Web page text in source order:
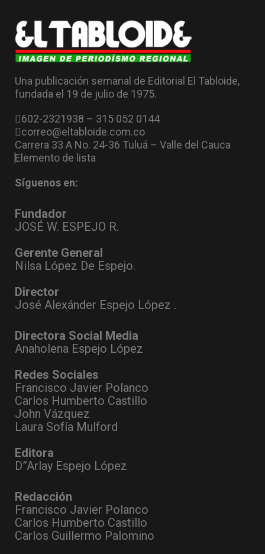
Una publicación semanal de Editorial El Tabloide,
fundada el 19 de julio de 1975.
602-2321938 – 315 052 0144
correo@eltabloide.com.co
Carrera 33 A No. 24-36 Tuluá – Valle del Cauca
Elemento de lista
Síguenos en:
Fundador
JOSÉ W. ESPEJO R.
Gerente General
Nilsa López De Espejo.
Director
José Alexánder Espejo López .
Directora Social Media
Anaholena Espejo López
Redes Sociales
Francisco Javier Polanco
Carlos Humberto Castillo
John Vázquez
Laura Sofía Mulford
Editora
D”Arlay Espejo López
Redacción
Francisco Javier Polanco
Carlos Humberto Castillo
Carlos Guillermo Palomino